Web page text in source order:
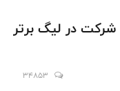
شرکت در لیگ برتر
34853